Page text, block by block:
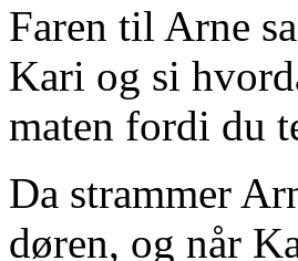
Faren til Arne
Kari og si
maten fordi du
Da strammer
døren, og når